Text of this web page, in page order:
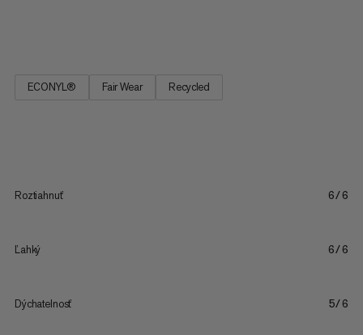
ECONYL® Fair Wear Recycled
Roztiahnuť 6/6
Ľahký 6/6
Dýchatelnosť 5/6